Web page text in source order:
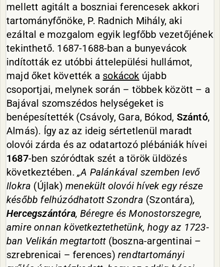
mellett agitált a boszniai ferencesek akkori
tartományfőnöke, P. Radnich Mihály, aki
ezáltal e mozgalom egyik legfőbb vezetőjének
tekinthető. 1687-1688-ban a bunyevácok
indították ez utóbbi áttelepülési hullámot,
majd őket követték a sokácok újabb
csoportjai, melynek során – többek között – a
Bajával szomszédos helységeket is
benépesítették (Csávoly, Gara, Bókod, Szántó,
Almás). Így az az ideig sértetlenül maradt
olovói zárda és az odatartozó plébániák hívei
1687-ben szóródtak szét a török üldözés
következtében. „A Palánkával szemben levő
Ilokra (Újlak)menekült olovói hívek egy része
később felhúzódhatott Szondra (Szontára),
Hercegszántóra, Béregre és Monostorszegre,
amire onnan következtethetünk, hogy az 1723-
ban Velikán megtartott (boszna-argentinai –
szrebrenicai – ferences) rendtartományi